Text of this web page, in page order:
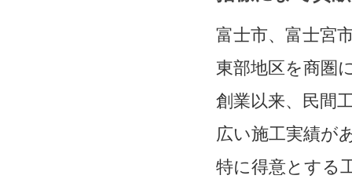
富士市、富士宮
東部地区を商圏
創業以来、民間
広い施工実績が
特に得意とする